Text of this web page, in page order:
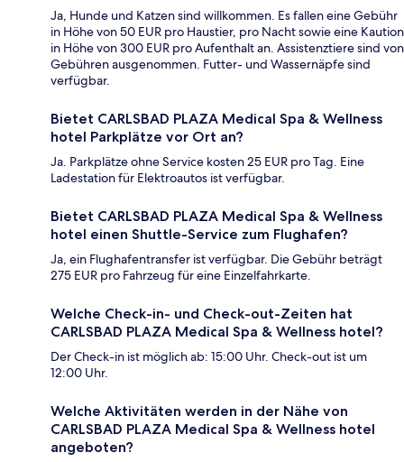
Ja, Hunde und Katzen sind willkommen. Es fallen eine Gebühr
in Höhe von 50 EUR pro Haustier, pro Nacht sowie eine Kaution
in Höhe von 300 EUR pro Aufenthalt an. Assistenztiere sind von
Gebühren ausgenommen. Futter- und Wassernäpfe sind
verfügbar.
Bietet CARLSBAD PLAZA Medical Spa & Wellness
hotel Parkplätze vor Ort an?
Ja. Parkplätze ohne Service kosten 25 EUR pro Tag. Eine
Ladestation für Elektroautos ist verfügbar.
Bietet CARLSBAD PLAZA Medical Spa & Wellness
hotel einen Shuttle-Service zum Flughafen?
Ja, ein Flughafentransfer ist verfügbar. Die Gebühr beträgt
275 EUR pro Fahrzeug für eine Einzelfahrkarte.
Welche Check-in- und Check-out-Zeiten hat
CARLSBAD PLAZA Medical Spa & Wellness hotel?
Der Check-in ist möglich ab: 15:00 Uhr. Check-out ist um
12:00 Uhr.
Welche Aktivitäten werden in der Nähe von
CARLSBAD PLAZA Medical Spa & Wellness hotel
angeboten?